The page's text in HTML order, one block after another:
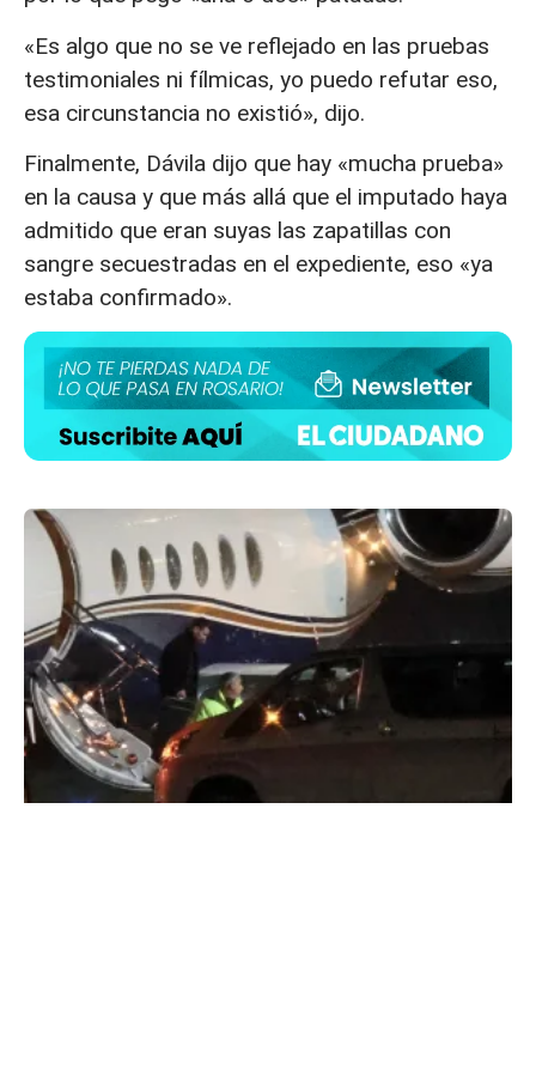
«Es algo que no se ve reflejado en las pruebas
testimoniales ni fílmicas, yo puedo refutar eso,
esa circunstancia no existió», dijo.
Finalmente, Dávila dijo que hay «mucha prueba»
en la causa y que más allá que el imputado haya
admitido que eran suyas las zapatillas con
sangre secuestradas en el expediente, eso «ya
estaba confirmado».